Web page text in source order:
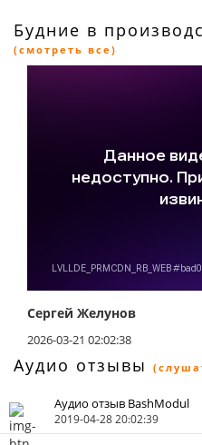
Будние в
(смотреть все)
Сергей Желунов
2026-03-21 02:02:38
Аудио отзывы
Аудио отзыв BashModul
2019-04-28 20:02:39